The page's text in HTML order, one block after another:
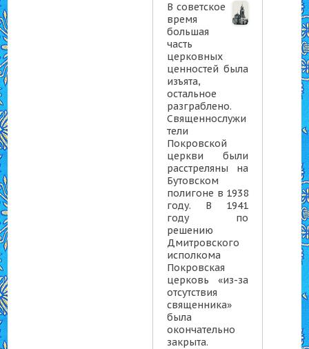
В советское
время
большая
часть
церковных
ценностей была
изъята,
остальное
разграблено.
Священнослужи
тели
Покровской
церкви были
расстреляны на
Бутовском
полигоне в 1938
году. В 1941
году по
решению
Дмитровского
исполкома
Покровская
церковь «из-за
отсутствия
священника»
была
окончательно
закрыта.